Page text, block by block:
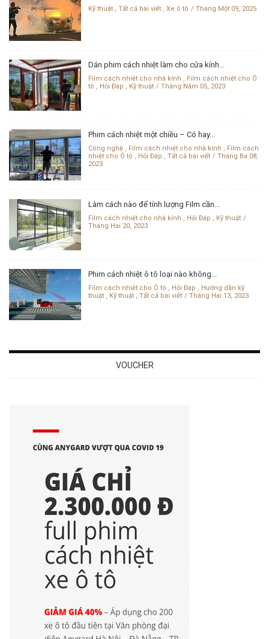
Kỹ thuật Tất cả bài viết Xe ô tô Tháng Một 09, 2025
Dán phim cách nhiệt làm cho cửa kính...
Film cách nhiệt cho nhà kính
Film cách nhiệt cho Ô
tô
Hỏi Đáp Kỹ thuật Tháng Năm 05, 2023
Phim cách nhiệt một chiều – Có hay...
Công nghệ Film cách nhiệt cho nhà kính
Film cách
nhiệt cho Ô tô
Hỏi Đáp Tất cả bài viết
Tháng Ba 08,
2023
Làm cách nào để tính lượng Film cần...
Film cách nhiệt cho nhà kính Hỏi Đáp
Kỹ thuật
Tháng Hai 20, 2023
Phim cách nhiệt ô tô loại nào không...
Film cách nhiệt cho Ô tô Hỏi Đáp
Hướng dẫn kỹ
thuật
Kỹ thuật Tất cả bài viết Tháng Hai 13, 2023
VOUCHER